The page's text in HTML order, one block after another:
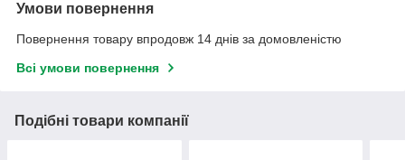
Умови повернення
Повернення товару впродовж 14 днів за домовленістю
Всі умови повернення
Подібні товари компанії